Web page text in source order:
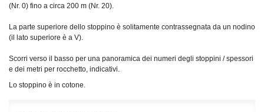
(Nr. 0) fino a circa 200 m (Nr. 20).
La parte superiore dello stoppino è solitamente contrassegnata da un nodino
(il lato superiore è a V).
Scorri verso il basso per una panoramica dei numeri degli stoppini / spessori
e dei metri per rocchetto, indicativi.
Lo stoppino è in cotone.